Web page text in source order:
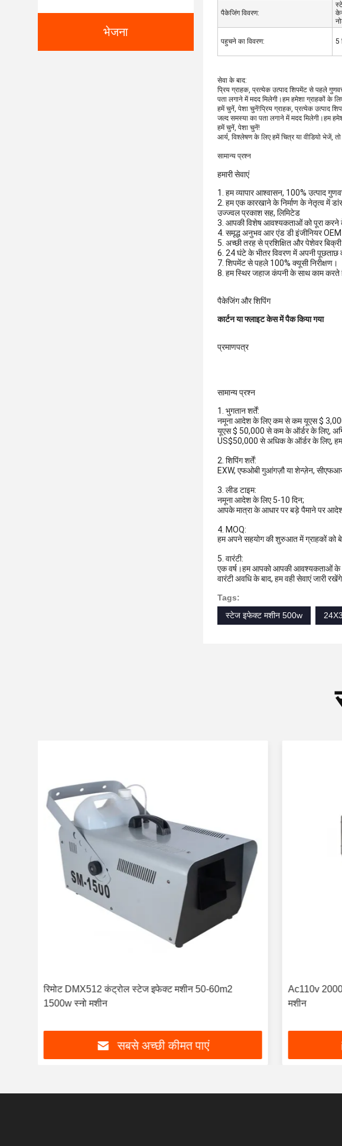
भेजना
पैकेजिंग विवरण:
पहुचने का विवरण: 5
सेवा के बाद:
प्रिय ग्राहक, प्रत्येक उत्पाद शिपमेंट से पहले
पता लगाने में मदद मिलेगी।हम हमेशा ग्राहकों के
हमें चुनें, पेशा चुनें!प्रिय ग्राहक, प्रत्येक उत्पाद
जल्द समस्या का पता लगाने में मदद मिलेगी।हम
हमें चुनें, पेशा चुनें!
आर्य, विश्लेषण के लिए हमें चित्र या वीडियो भेजें,
सामान्य प्रश्न
हमारी सेवाएं
1. हम व्यापार आश्वासन, 100% उत्पाद
2. हम एक कारखाने के निर्माण के नेतृत्व में डांस
उज्ज्वल प्रकाश सह, लिमिटेड
3. आपकी विशेष आवश्यकताओं को पूरा करने
4. समृद्ध अनुभव आर एंड डी इंजीनियर
5. अच्छी तरह से प्रशिक्षित और पेशेवर
6. 24 घंटे के भीतर विवरण में अपनी पूछताछ
7. शिपमेंट से पहले 100% क्यूसी निरीक्षण।
8. हम स्थिर जहाज कंपनी के साथ काम करते
पैकेजिंग और शिपिंग
कार्टन या फ्लाइट केस में पैक किया गया
प्रमाणपत्र
सामान्य प्रश्न
1. भुगतान शर्तें:
नमूना आदेश के लिए कम से कम यूएस $
यूएस $ 50,000 से कम के ऑर्डर के लिए,
US$50,000 से अधिक के ऑर्डर के लिए,
2. शिपिंग शर्तें:
EXW, एफओबी गुआंगज़ौ या शेन्ज़ेन,
3. लीड टाइम:
नमूना आदेश के लिए 5-10 दिन;
आपके मात्रा के आधार पर बड़े पैमाने पर
4. MOQ:
हम अपने सहयोग की शुरुआत में ग्राहकों को
5. वारंटी:
एक वर्ष।हम आपको आपकी आवश्यकताओं के
वारंटी अवधि के बाद, हम वही सेवाएं जारी
Tags:
स्टेज इफेक्ट मशीन 500w
रिमोट DMX512 कंट्रोल स्टेज इफेक्ट मशीन 50-60m2
1500w स्नो मशीन
सबसे अच्छी कीमत पाएं
Ac110v
मशीन